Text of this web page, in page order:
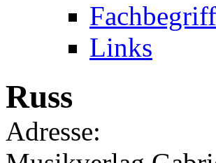
Links
Russ
Adresse: